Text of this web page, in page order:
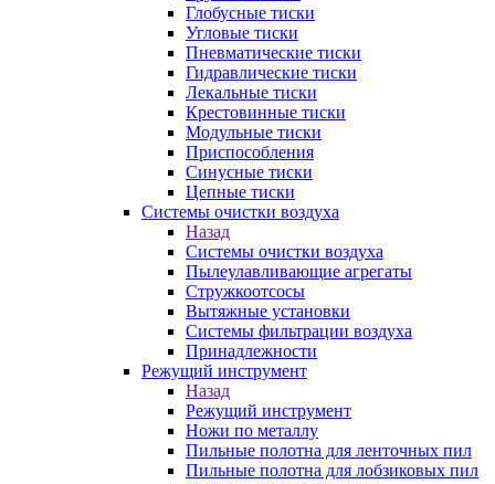
Глобусные тиски
Угловые тиски
Пневматические тиски
Гидравлические тиски
Лекальные тиски
Крестовинные тиски
Модульные тиски
Приспособления
Синусные тиски
Цепные тиски
Системы очистки воздуха
Назад
Системы очистки воздуха
Пылеулавливающие агрегаты
Стружкоотсосы
Вытяжные установки
Системы фильтрации воздуха
Принадлежности
Режущий инструмент
Назад
Режущий инструмент
Ножи по металлу
Пильные полотна для ленточных пил
Пильные полотна для лобзиковых пил